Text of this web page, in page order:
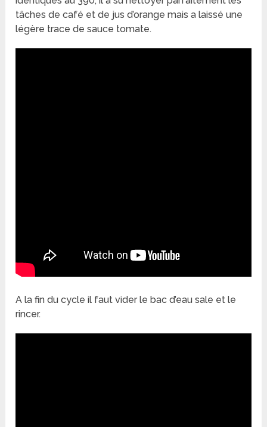
tâches de café et de jus d’orange mais a laissé une
légère trace de sauce tomate.
A la fin du cycle il faut vider le bac d’eau sale et le
rincer.